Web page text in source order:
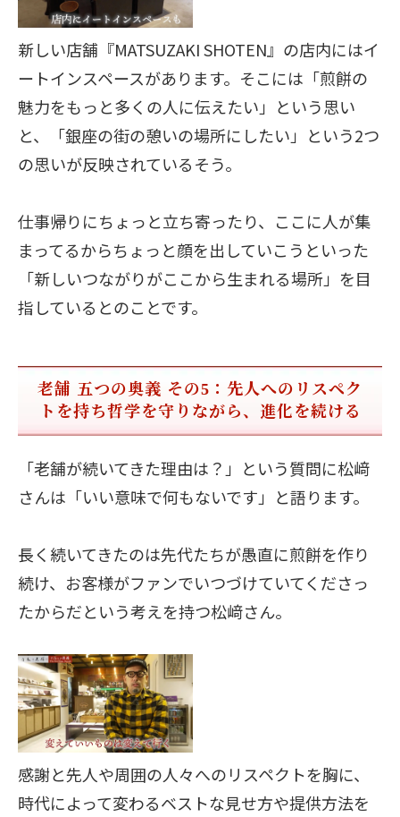
新しい店舗『MATSUZAKI SHOTEN』の店内にはイ
ートインスペースがあります。そこには「煎餅の
魅力をもっと多くの人に伝えたい」という思い
と、「銀座の街の憩いの場所にしたい」という2つ
の思いが反映されているそう。
仕事帰りにちょっと立ち寄ったり、ここに人が集
まってるからちょっと顔を出していこうといった
「新しいつながりがここから生まれる場所」を目
指しているとのことです。
老舗 五つの奥義 その5：先人へのリスペク
トを持ち哲学を守りながら、進化を続ける
「老舗が続いてきた理由は？」という質問に松﨑
さんは「いい意味で何もないです」と語ります。
長く続いてきたのは先代たちが愚直に煎餅を作り
続け、お客様がファンでいつづけていてくださっ
たからだという考えを持つ松﨑さん。
感謝と先人や周囲の人々へのリスペクトを胸に、
時代によって変わるベストな見せ方や提供方法を